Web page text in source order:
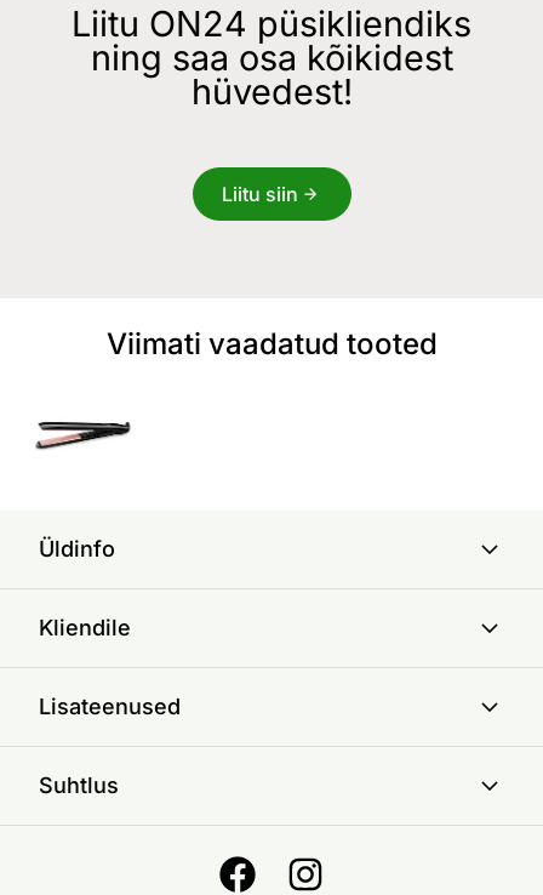
Liitu ON24 püsikliendiks
ning saa osa kõikidest
hüvedest!
Liitu siin
Viimati vaadatud tooted
Üldinfo
Kliendile
Lisateenused
Suhtlus